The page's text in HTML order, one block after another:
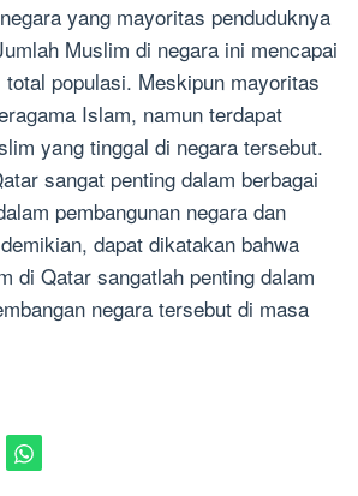
yang mayoritas penduduknya
Muslim di negara ini mencapai
populasi. Meskipun mayoritas
Islam, namun terdapat
yang tinggal di negara tersebut.
sangat penting dalam berbagai
pembangunan negara dan
dapat dikatakan bahwa
di Qatar sangatlah penting dalam
negara tersebut di masa